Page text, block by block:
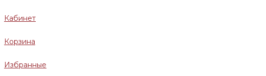
Кабинет
Корзина
Избранные